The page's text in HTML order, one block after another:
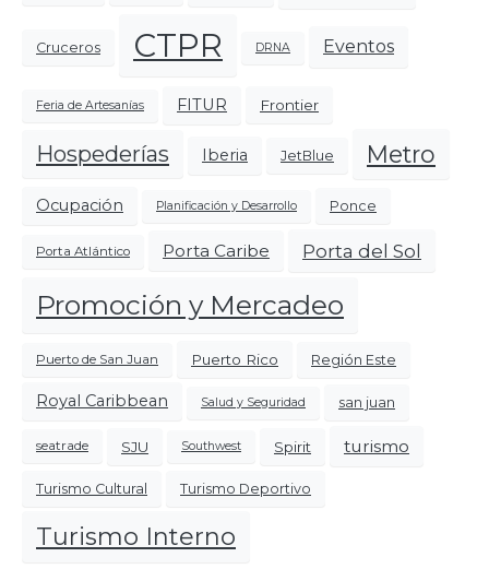
Cruceros CTPR DRNA Eventos
Feria de Artesanías FITUR Frontier
Hospederías Iberia JetBlue Metro
Ocupación Planificación y Desarrollo Ponce
Porta Atlántico Porta Caribe Porta del Sol
Promoción y Mercadeo
Puerto de San Juan Puerto Rico Región Este
Royal Caribbean Salud y Seguridad san juan
seatrade SJU Southwest Spirit turismo
Turismo Cultural Turismo Deportivo
Turismo Interno